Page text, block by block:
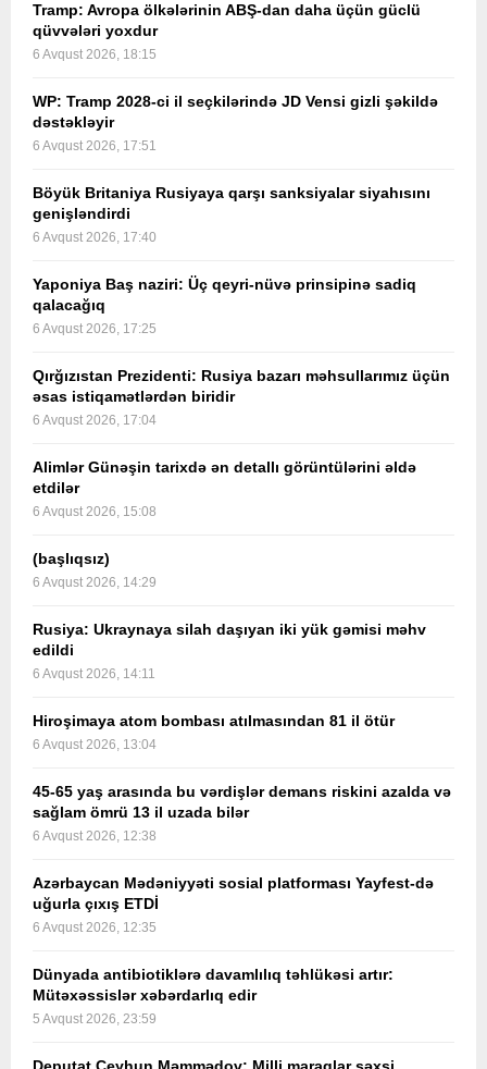
Tramp: Avropa ölkələrinin ABŞ-dan daha üçün güclü
qüvvələri yoxdur
6 Avqust 2026, 18:15
WP: Tramp 2028-ci il seçkilərində JD Vensi gizli şəkildə
dəstəkləyir
6 Avqust 2026, 17:51
Böyük Britaniya Rusiyaya qarşı sanksiyalar siyahısını
genişləndirdi
6 Avqust 2026, 17:40
Yaponiya Baş naziri: Üç qeyri-nüvə prinsipinə sadiq
qalacağıq
6 Avqust 2026, 17:25
Qırğızıstan Prezidenti: Rusiya bazarı məhsullarımız üçün
əsas istiqamətlərdən biridir
6 Avqust 2026, 17:04
Alimlər Günəşin tarixdə ən detallı görüntülərini əldə
etdilər
6 Avqust 2026, 15:08
(başlıqsız)
6 Avqust 2026, 14:29
Rusiya: Ukraynaya silah daşıyan iki yük gəmisi məhv
edildi
6 Avqust 2026, 14:11
Hiroşimaya atom bombası atılmasından 81 il ötür
6 Avqust 2026, 13:04
45-65 yaş arasında bu vərdişlər demans riskini azalda və
sağlam ömrü 13 il uzada bilər
6 Avqust 2026, 12:38
Azərbaycan Mədəniyyəti sosial platforması Yayfest-də
uğurla çıxış ETDİ
6 Avqust 2026, 12:35
Dünyada antibiotiklərə davamlılıq təhlükəsi artır:
Mütəxəssislər xəbərdarlıq edir
5 Avqust 2026, 23:59